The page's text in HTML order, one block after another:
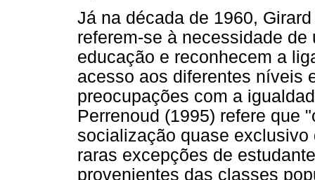
Já na década de 1960,
referem-se à necessidade
educação e reconhecem a
acesso aos diferentes níveis
preocupações com a
Perrenoud (1995) refere que
socialização quase
raras excepções de
provenientes das classes